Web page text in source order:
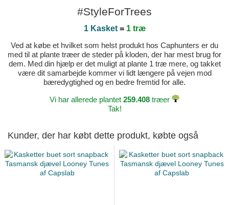
#StyleForTrees
1 Kasket= 1 træ
Ved at købe et hvilket som helst produkt hos Caphunters er du
med til at plante træer de steder på kloden, der har mest brug for
dem. Med din hjælp er det muligt at plante 1 træ mere, og takket
være dit samarbejde kommer vi lidt længere på vejen mod
bæredygtighed og en bedre fremtid for alle.
Vi har allerede plantet 259.408 træer
Tak!
Kunder, der har købt dette produkt, købte også